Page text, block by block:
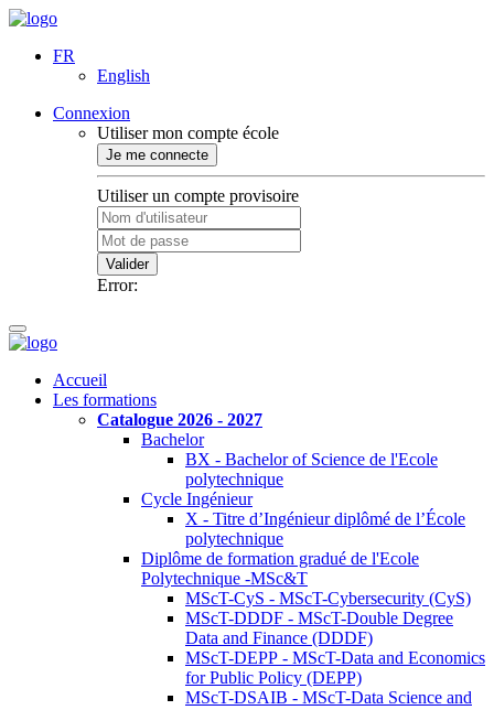
FR
English
Connexion
Utiliser mon compte école
Je me connecte
Utiliser un compte provisoire
Valider
Error:
Accueil
Les formations
Catalogue 2026 - 2027
Bachelor
BX - Bachelor of Science de l'Ecole
polytechnique
Cycle Ingénieur
X - Titre d’Ingénieur diplômé de l’École
polytechnique
Diplôme de formation gradué de l'Ecole
Polytechnique -MSc&T
MScT-CyS - MScT-Cybersecurity (CyS)
MScT-DDDF - MScT-Double Degree
Data and Finance (DDDF)
MScT-DEPP - MScT-Data and Economics
for Public Policy (DEPP)
MScT-DSAIB - MScT-Data Science and